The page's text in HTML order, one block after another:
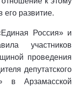
его развитие.
Россия» и
участников
проведения
депутатского
в Арзамасской